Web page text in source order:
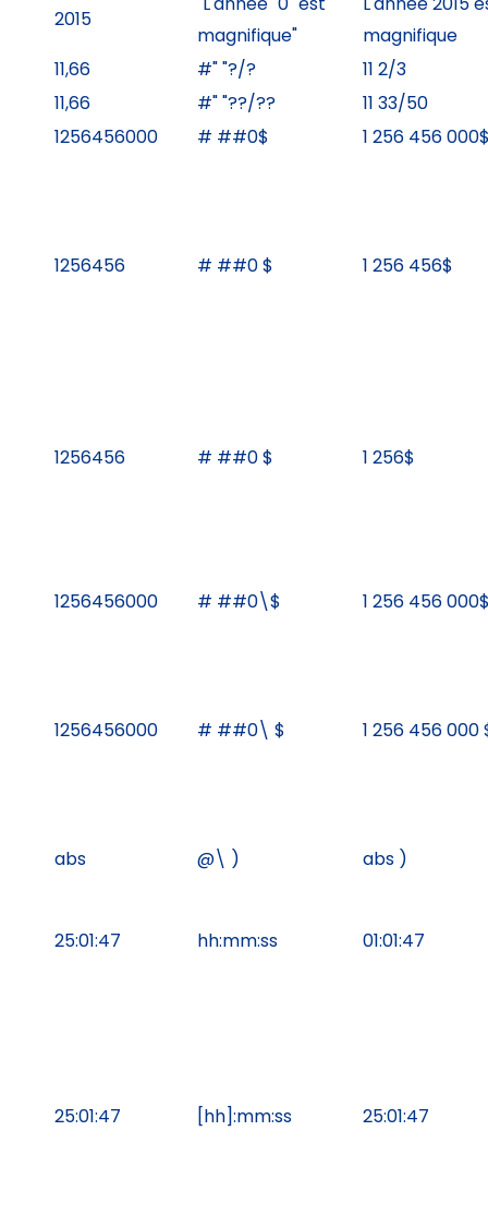
2015
magnifique"
magnifique
11,66
#" "?/?
11 2/3
11,66
#" "??/??
11 33/50
1256456000
# ##0$ 1 256 456
1256456 # ##0 $ 1 256 456$
1256456 # ##0 $ 1 256$
1256456000 # ##0\$ 1 256 456
1256456000 # ##0\ $ 1 256 456 000
abs @\ ) abs )
25:01:47 hh:mm:ss 01:01:47
25:01:47 [hh]:mm:ss 25:01:47